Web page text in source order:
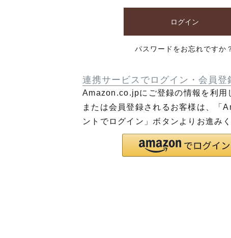
ログイン
パスワードをお忘れですか
連携サービスでログイン・会員登
Amazon.co.jpにご登録の情報を利用
または会員登録されるお客様は、「
ントでログイン」ボタンよりお進みく